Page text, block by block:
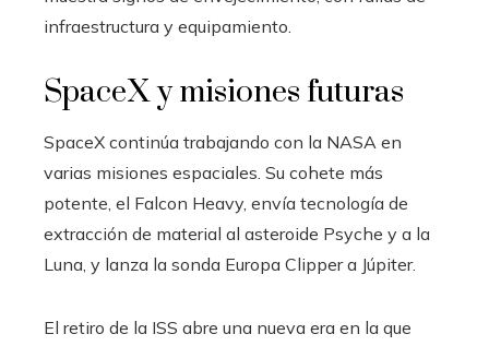
infraestructura y equipamiento.
SpaceX y misiones futuras
SpaceX continúa trabajando con la NASA en
varias misiones espaciales. Su cohete más
potente, el Falcon Heavy, envía tecnología de
extracción de material al asteroide Psyche y a la
Luna, y lanza la sonda Europa Clipper a Júpiter.
El retiro de la ISS abre una nueva era en la que